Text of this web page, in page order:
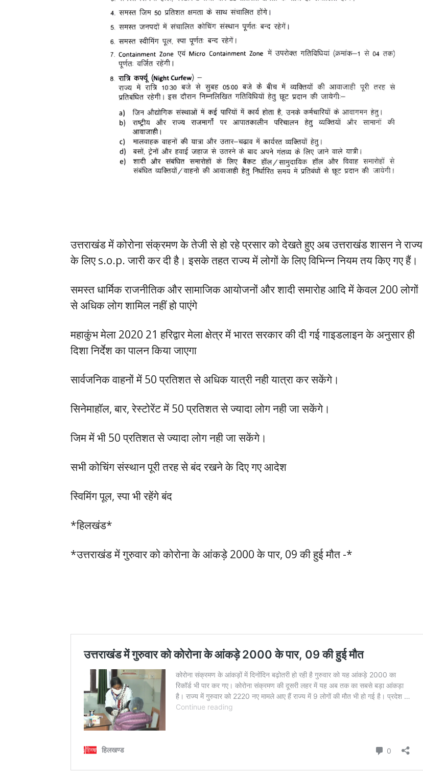
उत्तराखंड में कोरोना संक्रमण के तेजी से हो रहे प्रसार को देखते हुए अब उत्तराखंड शासन ने राज्य
के लिए s.o.p. जारी कर दी है। इसके तहत राज्य में लोगों के लिए विभिन्न नियम तय किए गए हैं।
समस्त धार्मिक राजनीतिक और सामाजिक आयोजनों और शादी समारोह आदि में केवल 200 लोगों
से अधिक लोग शामिल नहीं हो पाएंगे
महाकुंभ मेला 2020 21 हरिद्वार मेला क्षेत्र में भारत सरकार की दी गई गाइडलाइन के अनुसार ही
दिशा निर्देश का पालन किया जाएगा
सार्वजनिक वाहनों में 50 प्रतिशत से अधिक यात्री नही यात्रा कर सकेंगे।
सिनेमाहॉल, बार, रेस्टोरेंट में 50 प्रतिशत से ज्यादा लोग नही जा सकेंगे।
जिम में भी 50 प्रतिशत से ज्यादा लोग नही जा सकेंगे।
सभी कोचिंग संस्थान पूरी तरह से बंद रखने के दिए गए आदेश
स्विमिंग पूल, स्पा भी रहेंगे बंद
*हिलखंड*
*उत्तराखंड में गुरुवार को कोरोना के आंकड़े 2000 के पार, 09 की हुई मौत -*